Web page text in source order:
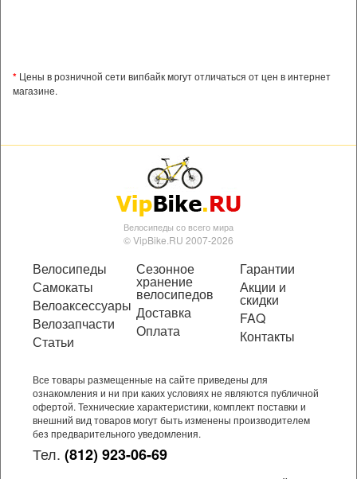
* Цены в розничной сети випбайк могут отличаться от цен в интернет
магазине.
Велосипеды со всего мира
© VipBike.RU 2007-2026
Велосипеды
Самокаты
Велоаксессуары
Велозапчасти
Статьи
Сезонное
хранение
велосипедов
Доставка
Оплата
Гарантии
Акции и
скидки
FAQ
Контакты
Все товары размещенные на сайте приведены для
ознакомления и ни при каких условиях не являются публичной
офертой. Технические характеристики, комплект поставки и
внешний вид товаров могут быть изменены производителем
без предварительного уведомления.
Тел. (812) 923-06-69